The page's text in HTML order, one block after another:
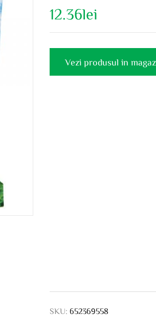
12.36lei
Vezi produsul in
SKU:652369558